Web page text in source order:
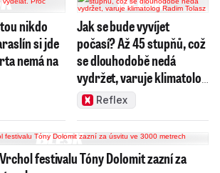
nikdo
si jde
nemá na
Jak se bude vyvíjet
počasí? Až 45 stupňů, což
se dlouhodobě nedá
vydržet, varuje klimatolog
Radim Tolasz
Reflex
festivalu Tóny Dolomit zazní za